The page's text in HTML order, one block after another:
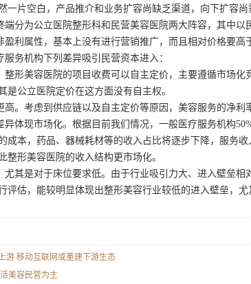
一片空白，产品推介和业务扩容尚缺乏渠道，向下扩容尚
端分为公立医院整形科和民营美容医院两大阵容，其中以
盈利属性，基本上没有进行营销推广，而且相对价格要高
务机构下列差异吸引民营资本进入：
整形美容医院的项目收费可以自主定价，主要遵循市场
是公立医院定价在这方面没有自主权。
。考虑到供应链以及自主定价等原因，美容服务的净利
异体现市场化。根据目前我们情况，一般医疗服务机构
成本，药品、器械耗材等的收入占比将逐步下降，服务
整形美容医院的收入结构更市场化。
尤其是对于床位要求低。由于行业吸引力大、进入壁垒
评估，能较明显体现出整形美容行业较低的进入壁垒，
游 移动互联网或重建下游生态
美容民营为主